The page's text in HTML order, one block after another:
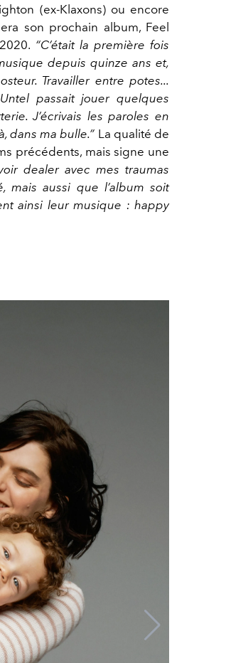
(ex-Klaxons) ou encore
son prochain album, Feel
“C’était la première fois
depuis quinze ans et,
Travailler entre potes...
passait jouer quelques
J’écrivais les paroles en
dans ma bulle.” La qualité de
précédents, mais signe une
dealer avec mes traumas
mais aussi que l’album soit
ainsi leur musique : happy